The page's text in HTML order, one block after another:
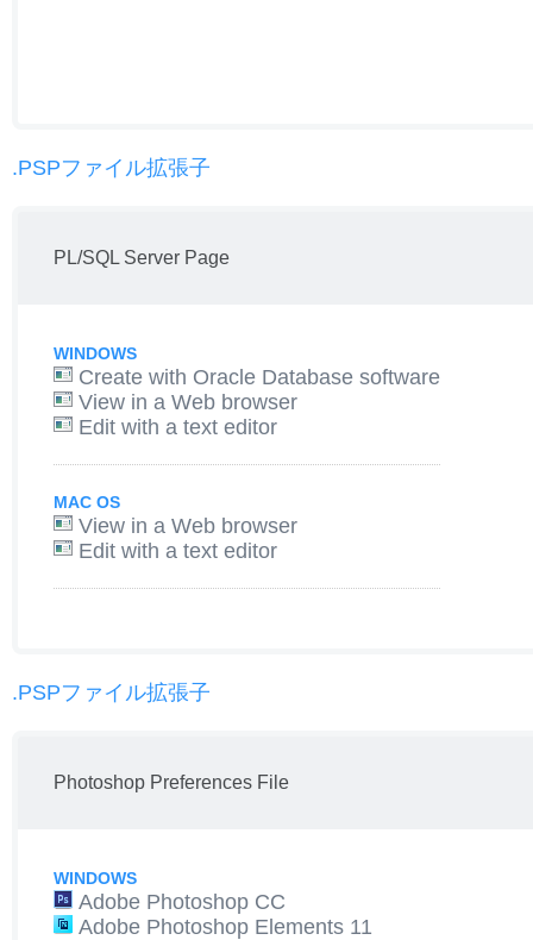
.PSPファイル拡張子
PL/SQL Server Page
WINDOWS
Create with Oracle Database software
View in a Web browser
Edit with a text editor
MAC OS
View in a Web browser
Edit with a text editor
.PSPファイル拡張子
Photoshop Preferences File
WINDOWS
Adobe Photoshop CC
Adobe Photoshop Elements 11